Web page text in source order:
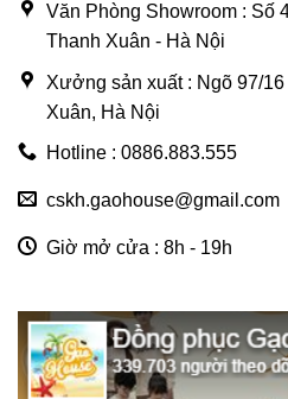
Văn Phòng Showroom : Số
Thanh Xuân - Hà Nội
Xưởng sản xuất : Ngõ 97/
Xuân, Hà Nội
Hotline : 0886.883.555
cskh.gaohouse@gmail.com
Giờ mở cửa : 8h - 19h